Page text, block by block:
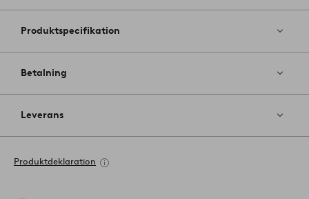
Produktspecifikation
Betalning
Leverans
Produktdeklaration